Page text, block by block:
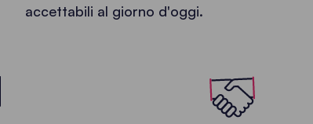
accettabili al giorno d'oggi.